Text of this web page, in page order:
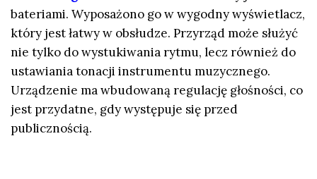
bateriami. Wyposażono go w wygodny wyświetlacz,
który jest łatwy w obsłudze. Przyrząd może służyć
nie tylko do wystukiwania rytmu, lecz również do
ustawiania tonacji instrumentu muzycznego.
Urządzenie ma wbudowaną regulację głośności, co
jest przydatne, gdy występuje się przed
publicznością.